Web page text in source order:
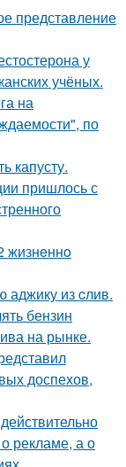
представление
у
учёных.
на
по
капусту.
пришлось с
жизнeннo
аджику из cлив.
бензин
на рынке.
доспехов,
рекламе, а о